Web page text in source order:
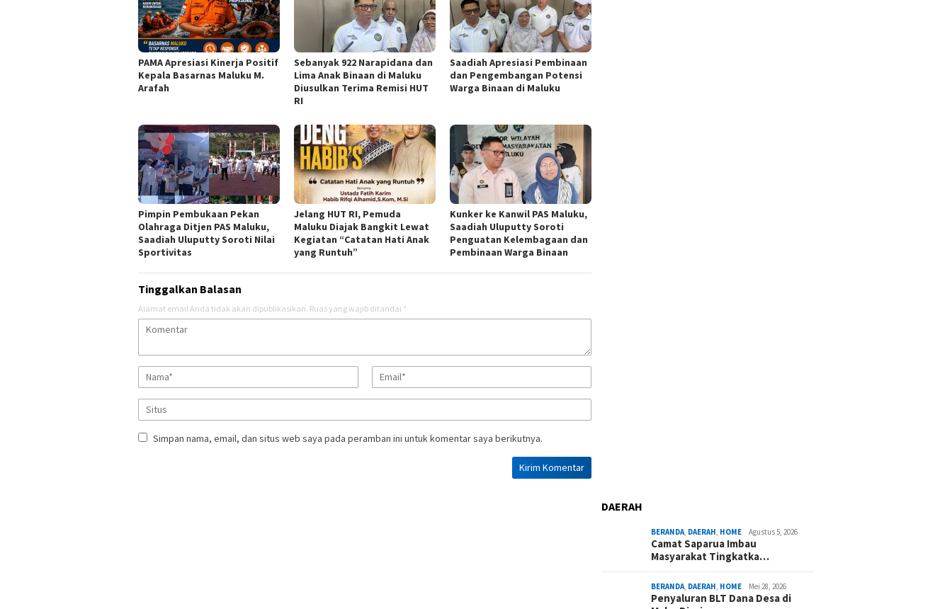
PAMA Apresiasi Kinerja Positif
Kepala Basarnas Maluku M.
Arafah
Sebanyak 922 Narapidana dan
Lima Anak Binaan di Maluku
Diusulkan Terima Remisi HUT
RI
Saadiah Apresiasi Pembinaan
dan Pengembangan Potensi
Warga Binaan di Maluku
Pimpin Pembukaan Pekan
Olahraga Ditjen PAS Maluku,
Saadiah Uluputty Soroti Nilai
Sportivitas
Jelang HUT RI, Pemuda
Maluku Diajak Bangkit Lewat
Kegiatan “Catatan Hati Anak
yang Runtuh”
Kunker ke Kanwil PAS Maluku,
Saadiah Uluputty Soroti
Penguatan Kelembagaan dan
Pembinaan Warga Binaan
Tinggalkan Balasan
Alamat email Anda tidak akan dipublikasikan. Ruas yang wajib ditandai *
Simpan nama, email, dan situs web saya pada peramban ini untuk komentar saya berikutnya.
DAERAH
BERANDA DAERAH HOME Agustus 5, 2026
Camat Saparua Imbau
Masyarakat Tingkatka…
BERANDA DAERAH HOME Mei 28, 2026
Penyaluran BLT Dana Desa di